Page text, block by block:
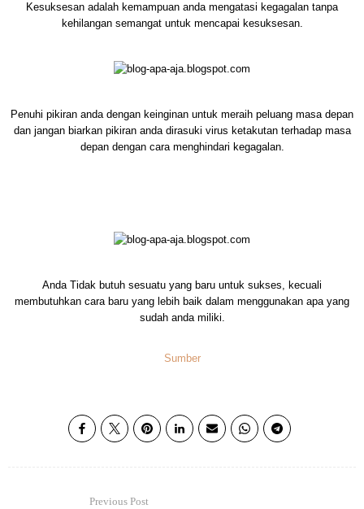
Kesuksesan adalah kemampuan anda mengatasi kegagalan tanpa
kehilangan semangat untuk mencapai kesuksesan.
Penuhi pikiran anda dengan keinginan untuk meraih peluang masa depan
dan jangan biarkan pikiran anda dirasuki virus ketakutan terhadap masa
depan dengan cara menghindari kegagalan.
Anda Tidak butuh sesuatu yang baru untuk sukses, kecuali
membutuhkan cara baru yang lebih baik dalam menggunakan apa yang
sudah anda miliki.
Sumber
Previous Post